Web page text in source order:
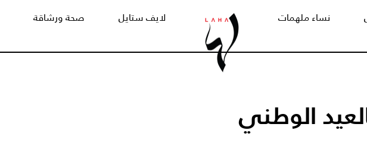
نساء ملهمات لايف ستايل صحة ورشاقة
الوطني